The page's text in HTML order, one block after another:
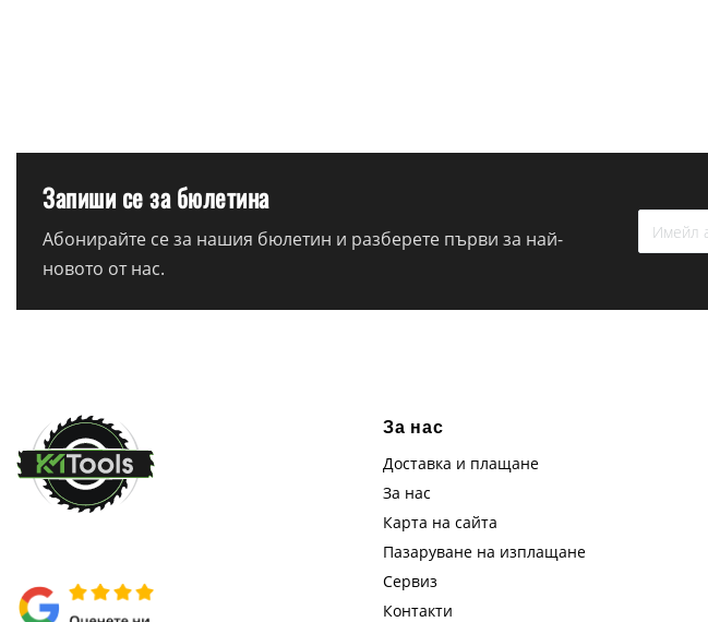
Запиши се за бюлетина
Абонирайте се за нашия бюлетин и разберете първи за най-
новото от нас.
За нас
Доставка и плащане
За нас
Карта на сайта
Пазаруване на изплащане
Сервиз
Контакти